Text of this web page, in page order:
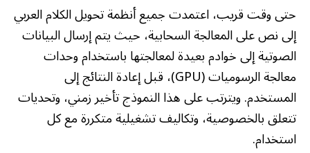
حتى وقت قريب، اعتمدت جميع أنظمة تحويل الكلام العربي
إلى نص على المعالجة السحابية، حيث يتم إرسال البيانات
الصوتية إلى خوادم بعيدة لمعالجتها باستخدام وحدات
معالجة الرسوميات (GPU)، قبل إعادة النتائج إلى
المستخدم. ويترتب على هذا النموذج تأخير زمني، وتحديات
تتعلق بالخصوصية، وتكاليف تشغيلية متكررة مع كل
استخدام.